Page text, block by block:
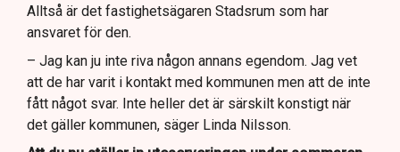
Alltså är det fastighetsägaren Stadsrum som har
ansvaret för den.
– Jag kan ju inte riva någon annans egendom. Jag vet
att de har varit i kontakt med kommunen men att de inte
fått något svar. Inte heller det är särskilt konstigt när
det gäller kommunen, säger Linda Nilsson.